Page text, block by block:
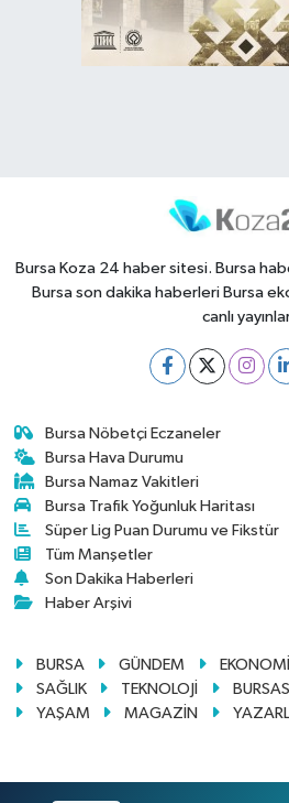
Bursa Koza 24 haber sitesi. Bursa
Bursa son dakika haberleri Bursa
canlı
Bursa Nöbetçi Eczaneler
Bursa Hava Durumu
Bursa Namaz Vakitleri
Bursa Trafik Yoğunluk Haritası
Süper Lig Puan Durumu ve Fikstür
Tüm Manşetler
Son Dakika Haberleri
Haber Arşivi
BURSA GÜNDEM EKONOMİ
SAĞLIK
TEKNOLOJİ
YAŞAM
MAGAZİN